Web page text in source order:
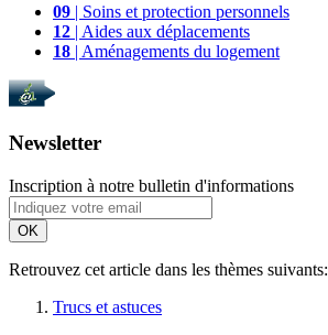
09 | Soins et protection personnels
12 | Aides aux déplacements
18 | Aménagements du logement
Newsletter
Inscription à notre bulletin d'informations
OK
Retrouvez cet article dans les thèmes suivants:
Trucs et astuces